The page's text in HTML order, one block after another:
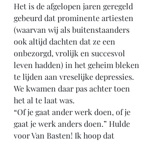
Het is de afgelopen jaren geregeld
gebeurd dat prominente artiesten
(waarvan wij als buitenstaanders
ook altijd dachten dat ze een
onbezorgd, vrolijk en succesvol
leven hadden) in het geheim bleken
te lijden aan vreselijke depressies.
We kwamen daar pas achter toen
het al te laat was.
“Of je gaat ander werk doen, of je
gaat je werk anders doen.” Hulde
voor Van Basten! Ik hoop dat